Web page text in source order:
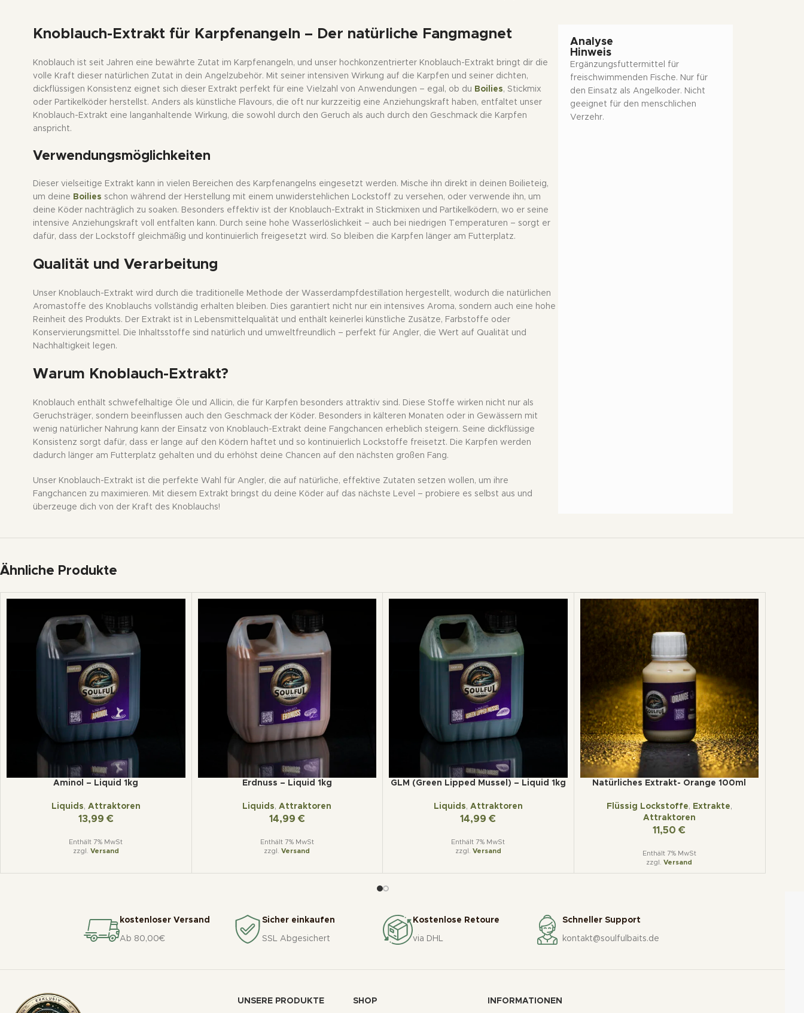
Knoblauch-Extrakt für Karpfenangeln – Der natürliche Fangmagnet
Knoblauch ist seit Jahren eine bewährte Zutat im Karpfenangeln, und unser hochkonzentrierter Knoblauch-Extrakt bringt dir die
volle Kraft dieser natürlichen Zutat in dein Angelzubehör. Mit seiner intensiven Wirkung auf die Karpfen und seiner dichten,
dickflüssigen Konsistenz eignet sich dieser Extrakt perfekt für eine Vielzahl von Anwendungen – egal, ob du Boilies, Stickmix
oder Partikelköder herstellst. Anders als künstliche Flavours, die oft nur kurzzeitig eine Anziehungskraft haben, entfaltet unser
Knoblauch-Extrakt eine langanhaltende Wirkung, die sowohl durch den Geruch als auch durch den Geschmack die Karpfen
anspricht.
Verwendungsmöglichkeiten
Dieser vielseitige Extrakt kann in vielen Bereichen des Karpfenangelns eingesetzt werden. Mische ihn direkt in deinen Boilieteig,
um deine Boilies schon während der Herstellung mit einem unwiderstehlichen Lockstoff zu versehen, oder verwende ihn, um
deine Köder nachträglich zu soaken. Besonders effektiv ist der Knoblauch-Extrakt in Stickmixen und Partikelködern, wo er seine
intensive Anziehungskraft voll entfalten kann. Durch seine hohe Wasserlöslichkeit – auch bei niedrigen Temperaturen – sorgt er
dafür, dass der Lockstoff gleichmäßig und kontinuierlich freigesetzt wird. So bleiben die Karpfen länger am Futterplatz.
Qualität und Verarbeitung
Unser Knoblauch-Extrakt wird durch die traditionelle Methode der Wasserdampfdestillation hergestellt, wodurch die natürlichen
Aromastoffe des Knoblauchs vollständig erhalten bleiben. Dies garantiert nicht nur ein intensives Aroma, sondern auch eine hohe
Reinheit des Produkts. Der Extrakt ist in Lebensmittelqualität und enthält keinerlei künstliche Zusätze, Farbstoffe oder
Konservierungsmittel. Die Inhaltsstoffe sind natürlich und umweltfreundlich – perfekt für Angler, die Wert auf Qualität und
Nachhaltigkeit legen.
Warum Knoblauch-Extrakt?
Knoblauch enthält schwefelhaltige Öle und Allicin, die für Karpfen besonders attraktiv sind. Diese Stoffe wirken nicht nur als
Geruchsträger, sondern beeinflussen auch den Geschmack der Köder. Besonders in kälteren Monaten oder in Gewässern mit
wenig natürlicher Nahrung kann der Einsatz von Knoblauch-Extrakt deine Fangchancen erheblich steigern. Seine dickflüssige
Konsistenz sorgt dafür, dass er lange auf den Ködern haftet und so kontinuierlich Lockstoffe freisetzt. Die Karpfen werden
dadurch länger am Futterplatz gehalten und du erhöhst deine Chancen auf den nächsten großen Fang.
Unser Knoblauch-Extrakt ist die perfekte Wahl für Angler, die auf natürliche, effektive Zutaten setzen wollen, um ihre
Fangchancen zu maximieren. Mit diesem Extrakt bringst du deine Köder auf das nächste Level – probiere es selbst aus und
überzeuge dich von der Kraft des Knoblauchs!
Analyse
Hinweis
Ergänzungsfuttermittel für
freischwimmenden Fische. Nur für
den Einsatz als Angelkoder. Nicht
geeignet für den menschlichen
Verzehr.
Ähnliche Produkte
Aminol – Liquid 1kg
Liquids, Attraktoren
13,99 €
Enthält 7% MwSt
zzgl. Versand
Erdnuss – Liquid 1kg
Liquids,Attraktoren
14,99 €
Enthält 7% MwSt
zzgl.Versand
GLM (Green Lipped Mussel) – Liquid 1kg
Liquids, Attraktoren
14,99€
Enthält 7% MwSt
zzgl. Versand
Natürliches Extrakt- Orange 100ml
Flüssig Lockstoffe, Extrakte,
Attraktoren
11,50€
Enthält 7% MwSt
zzgl.Versand
kostenloser Versand
Ab 80,00€
Sicher einkaufen
SSL Abgesichert
Kostenlose Retoure
via DHL
Schneller Support
kontakt@soulfulbaits.de
UNSERE PRODUKTE SHOP INFORMATIONEN